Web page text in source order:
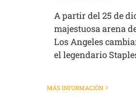
A partir del 25 de
majestuosa arena
Los Angeles
el legendario
MÁS INFORMACIÓN